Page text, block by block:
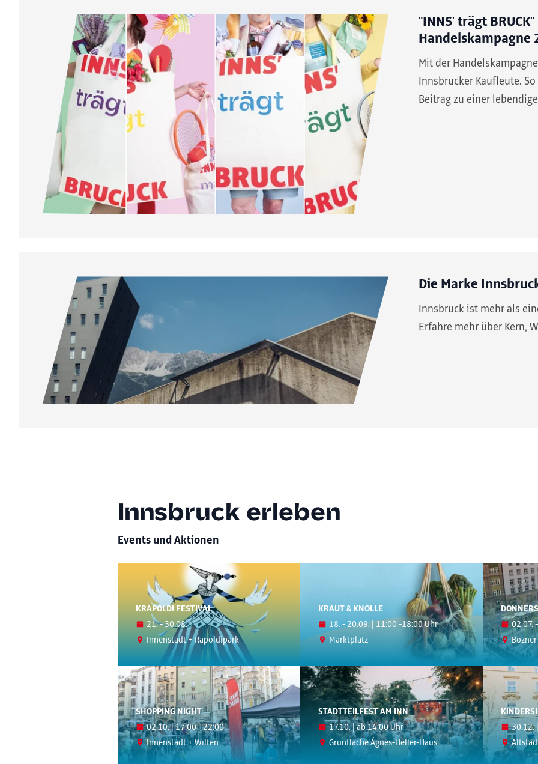
"INNS' trägt BRUCK"
Handelskampagne
Mit der
Innsbrucker Kaufleute.
Beitrag zu einer
Die Marke
Innsbruck ist mehr als
Erfahre mehr über Kern,
Innsbruck erleben
Events und Aktionen
KRAPOLDI FESTIVAL
21. - 30.08.
Innenstadt + Rapoldipark
KRAUT & KNOLLE
18. - 20.09. | 11:00 -18:00 Uhr
Marktplatz
02.07.
SHOPPING NIGHT
02.10. | 17:00 - 22:00
Innenstadt + Wilten
STADTTEILFEST AM INN
17.10. | ab 14:00 Uhr
Grünfläche Ágnes-Heller-Haus
30.12.